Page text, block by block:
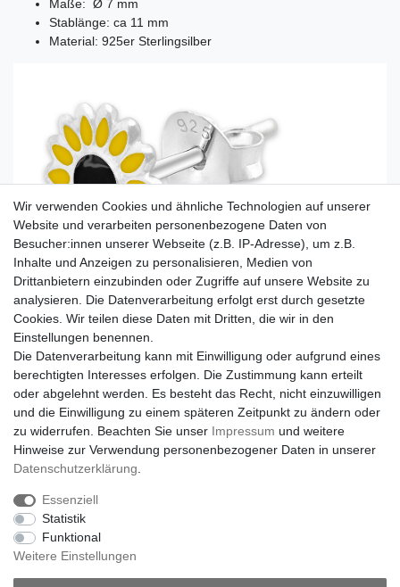
Maße: Ø 7 mm
Stablänge: ca 11 mm
Material: 925er Sterlingsilber
Wir verwenden Cookies und ähnliche Technologien auf unserer
Website und verarbeiten personenbezogene Daten von
Besucher:innen unserer Webseite (z.B. IP-Adresse), um z.B.
Inhalte und Anzeigen zu personalisieren, Medien von
Drittanbietern einzubinden oder Zugriffe auf unsere Website zu
analysieren. Die Datenverarbeitung erfolgt erst durch gesetzte
Cookies. Wir teilen diese Daten mit Dritten, die wir in den
Einstellungen benennen.
Die Datenverarbeitung kann mit Einwilligung oder aufgrund eines
berechtigten Interesses erfolgen. Die Zustimmung kann erteilt
oder abgelehnt werden. Es besteht das Recht, nicht einzuwilligen
und die Einwilligung zu einem späteren Zeitpunkt zu ändern oder
zu widerrufen. Beachten Sie unser Impressum und weitere
Hinweise zur Verwendung personenbezogener Daten in unserer
Daten­schutz­erklärung
Essenziell
Statistik
Funktional
Weitere Einstellungen
Impressum